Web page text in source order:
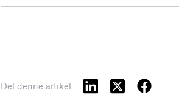
Del denne artikel